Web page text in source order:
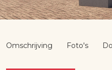
Omschrijving Foto's